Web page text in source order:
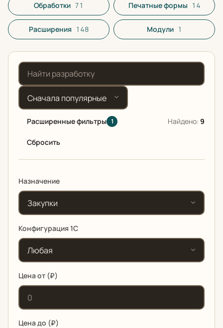
Обработки 71 Печатные формы 14
Расширения 148 Модули 1
Поиск по названию или описанию
Сортировка
Расширенные фильтры 1 Найдено: 9
Сбросить
Назначение
Конфигурация 1С
Цена от (₽)
Цена до (₽)